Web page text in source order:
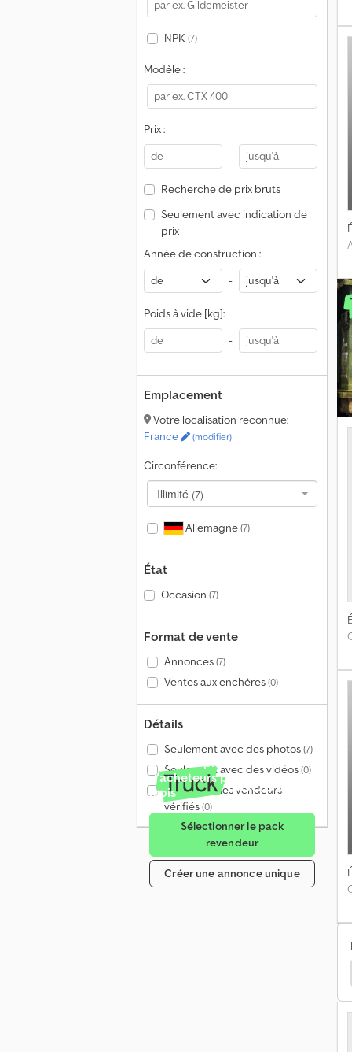
NPK (7)
Modèle :
Prix :
-
Recherche de prix bruts
Seulement avec indication de
prix
Année de construction :
-
Poids à vide [kg]:
-
Emplacement
Votre localisation reconnue:
France
(modifier)
Circonférence:
Illimité (7)
Allemagne(7)
État
Occasion (7)
Format de vente
Annonces(7)
Ventes aux enchères(0)
Détails
Seulement avec des photos(7)
Seulement avec des vidéos(0)
Seulement les vendeurs
vérifiés(0)
Vendre à plus de 4 millions
d'acheteurs potentiels par
mois
Sélectionner le pack
revendeur
Créer une annonce unique